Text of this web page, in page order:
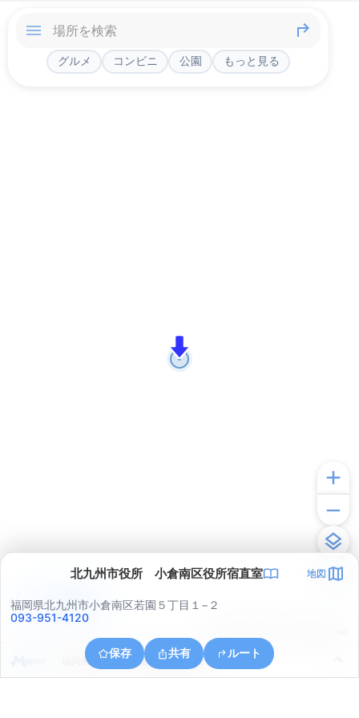
グルメ コンビニ 公園 もっと見る
北九州市役所 小倉南区役所宿直室 地図
福岡県北九州市小倉南区若園５丁目１−２
093-951-4120
保存 共有 ルート
福岡県北九州市小倉南区横代東町１丁目２
アプリで見る